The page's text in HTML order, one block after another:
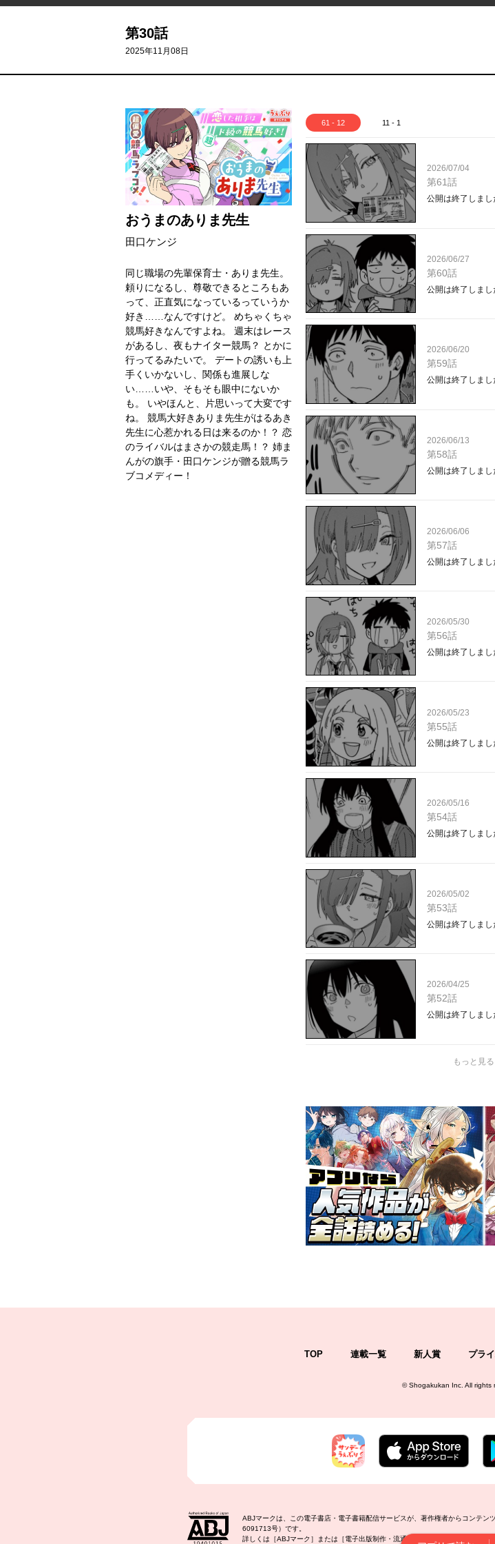
第30話
2025年11月08日
おうまのありま先生
田口ケンジ
同じ職場の先輩保育士・ありま先生。
頼りになるし、尊敬できるところもあ
って、正直気になっているっていうか
好き……なんですけど。 めちゃくちゃ
競馬好きなんですよね。 週末はレース
があるし、夜もナイター競馬？ とかに
行ってるみたいで。 デートの誘いも上
手くいかないし、関係も進展しな
い……いや、そもそも眼中にないか
も。 いやほんと、片思いって大変です
ね。 競馬大好きありま先生がはるあき
先生に心惹かれる日は来るのか！？ 恋
のライバルはまさかの競走馬！？ 姉ま
んがの旗手・田口ケンジが贈る競馬ラ
ブコメディー！
61 - 12 11 - 1
2026/07/04
第61話
公開は終了しまし
2026/06/27
第60話
公開は終了しまし
2026/06/20
第59話
公開は終了しまし
2026/06/13
第58話
公開は終了しまし
2026/06/06
第57話
公開は終了しまし
2026/05/30
第56話
公開は終了しまし
2026/05/23
第55話
公開は終了しまし
2026/05/16
第54話
公開は終了しまし
2026/05/02
第53話
公開は終了しまし
2026/04/25
第52話
公開は終了しまし
もっと見る
TOP 連載一覧 新人賞 プラ
©Shogakukan Inc. All rights
ABJマークは、この電子書店・電子書籍配信サービスが、著作権者からコンテ
6091713号）です。
詳しくは［ABJマーク］または［電子出版制作・流通協議会］で検索してください